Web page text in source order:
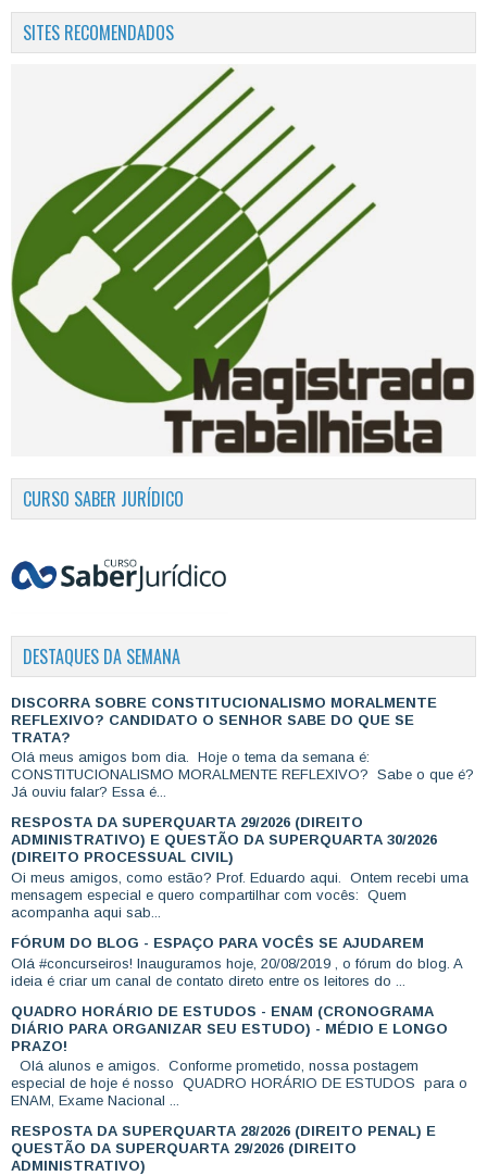
SITES RECOMENDADOS
CURSO SABER JURÍDICO
DESTAQUES DA SEMANA
DISCORRA SOBRE CONSTITUCIONALISMO MORALMENTE
REFLEXIVO? CANDIDATO O SENHOR SABE DO QUE SE
TRATA?
Olá meus amigos bom dia. Hoje o tema da semana é:
CONSTITUCIONALISMO MORALMENTE REFLEXIVO? Sabe o que é?
Já ouviu falar? Essa é...
RESPOSTA DA SUPERQUARTA 29/2026 (DIREITO
ADMINISTRATIVO) E QUESTÃO DA SUPERQUARTA 30/2026
(DIREITO PROCESSUAL CIVIL)
Oi meus amigos, como estão? Prof. Eduardo aqui. Ontem recebi uma
mensagem especial e quero compartilhar com vocês: Quem
acompanha aqui sab...
FÓRUM DO BLOG - ESPAÇO PARA VOCÊS SE AJUDAREM
Olá #concurseiros! Inauguramos hoje, 20/08/2019 , o fórum do blog. A
ideia é criar um canal de contato direto entre os leitores do ...
QUADRO HORÁRIO DE ESTUDOS - ENAM (CRONOGRAMA
DIÁRIO PARA ORGANIZAR SEU ESTUDO) - MÉDIO E LONGO
PRAZO!
Olá alunos e amigos. Conforme prometido, nossa postagem
especial de hoje é nosso QUADRO HORÁRIO DE ESTUDOS para o
ENAM, Exame Nacional ...
RESPOSTA DA SUPERQUARTA 28/2026 (DIREITO PENAL) E
QUESTÃO DA SUPERQUARTA 29/2026 (DIREITO
ADMINISTRATIVO)